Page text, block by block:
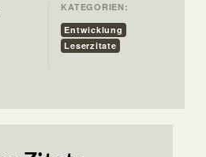
KATEGORIEN:
Entwicklung
Leserzitate